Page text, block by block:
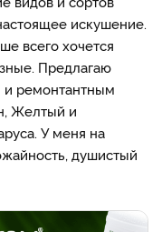
искушение.
всего хочется
Предлагаю
и ремонтантным
Желтый и
У меня на
душистый